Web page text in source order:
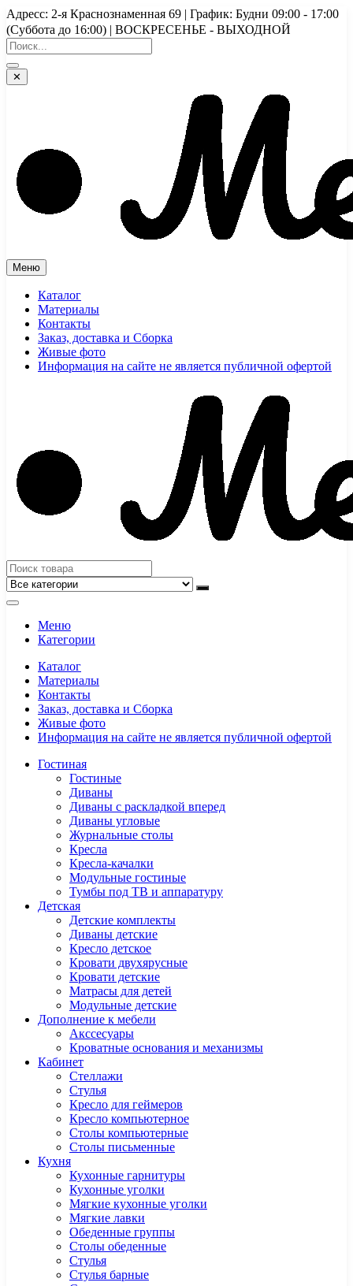
Перейти
к
содержимому
Адресс: 2-я Краснознаменная 69 | График: Будни 09:00 - 17:00
(Суббота до 16:00) | ВОСКРЕСЕНЬЕ - ВЫХОДНОЙ
✕
Меню
Каталог
Материалы
Контакты
Заказ, доставка и Сборка
Живые фото
Информация на сайте не является публичной офертой
Меню
Категории
Каталог
Материалы
Контакты
Заказ, доставка и Сборка
Живые фото
Информация на сайте не является публичной офертой
Гостиная
Гостиные
Диваны
Диваны с раскладкой вперед
Диваны угловые
Журнальные столы
Кресла
Кресла-качалки
Модульные гостиные
Тумбы под ТВ и аппаратуру
Детская
Детские комплекты
Диваны детские
Кресло детское
Кровати двухярусные
Кровати детские
Матрасы для детей
Модульные детские
Дополнение к мебели
Акссесуары
Кроватные основания и механизмы
Кабинет
Cтеллажи
Cтулья
Кресло для геймеров
Кресло компьютерное
Столы компьютерные
Столы письменные
Кухня
Кухонные гарнитуры
Кухонные уголки
Мягкие кухонные уголки
Мягкие лавки
Обеденные группы
Столы обеденные
Стулья
Стулья барные